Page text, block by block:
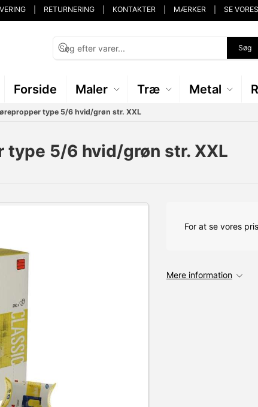
RETURNERING KONTAKTER MÆRKER SE
Søg
Forside Maler Træ Metal
type 5/6 hvid/grøn str. XXL
type 5/6 hvid/grøn str. XXL
For at se vores
Mere information